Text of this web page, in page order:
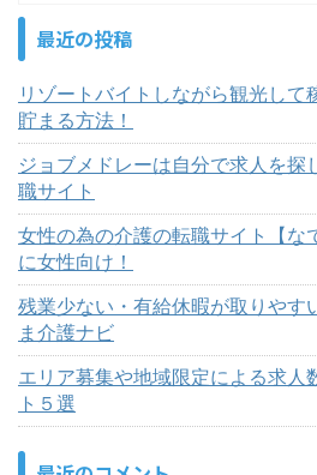
最近の投稿
リゾートバイトしながら観光して
貯まる方法！
ジョブメドレーは自分で求人を探
職サイト
女性の為の介護の転職サイト【な
に女性向け！
残業少ない・有給休暇が取りやす
ま介護ナビ
エリア募集や地域限定による求人
ト５選